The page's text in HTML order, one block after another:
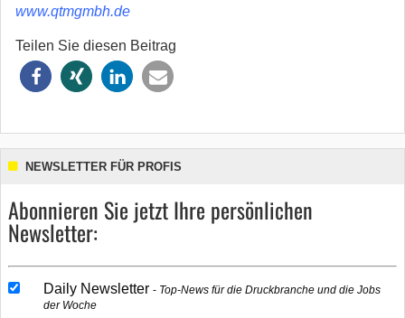
www.qtmgmbh.de
Teilen Sie diesen Beitrag
NEWSLETTER FÜR PROFIS
Abonnieren Sie jetzt Ihre persönlichen
Newsletter:
Daily Newsletter
Top-News für die Druckbranche und die Jobs
der Woche